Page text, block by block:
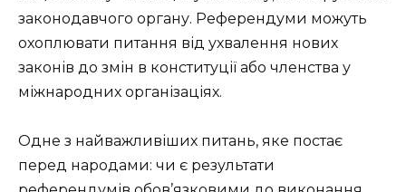
законодавчого органу. Референдуми можуть
охоплювати питання від ухвалення нових
законів до змін в конституції або членства у
міжнародних організаціях.
Одне з найважливіших питань, яке постає
перед народами: чи є результати